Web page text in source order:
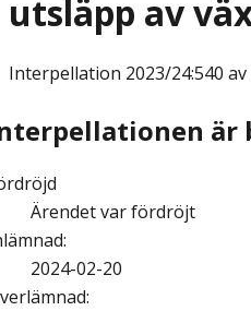
utsläpp av
Interpellation 2023/24:540
är
Ärendet var fördröjt
:
2024-02-20
: